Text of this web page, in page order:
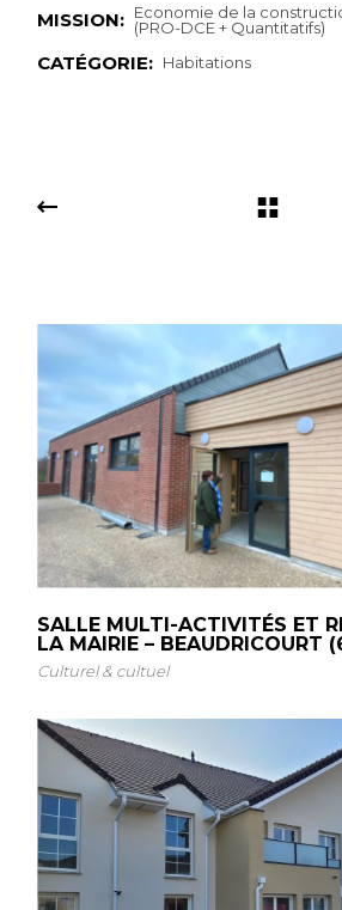
MISSION: Economie de la
(PRO-DCE + Quantitatifs)
CATÉGORIE: Habitations
SALLE MULTI-ACTIVITÉS ET
LA MAIRIE – BEAUDRICOURT
Culturel & cultuel